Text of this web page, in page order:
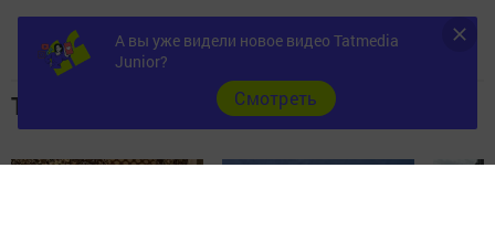
Топ 5 новостей
А вы уже видели новое видео Tatmedia
Junior?
Cмотреть